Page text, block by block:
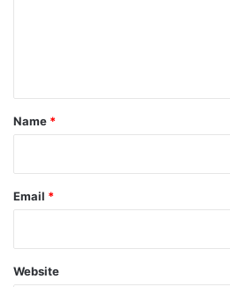
*
Name *
Email *
Website